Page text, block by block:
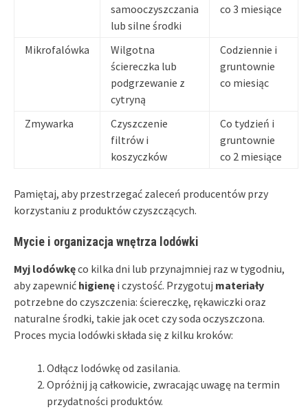
samooczyszczania
lub silne środki
co 3 miesiące
Mikrofalówka
Wilgotna
ściereczka lub
podgrzewanie z
cytryną
Codziennie i
gruntownie
co miesiąc
Zmywarka
Czyszczenie
filtrów i
koszyczków
Co tydzień i
gruntownie
co 2 miesiące
Pamiętaj, aby przestrzegać zaleceń producentów przy
korzystaniu z produktów czyszczących.
Mycie i organizacja wnętrza lodówki
Myj lodówkęco kilka dni lub przynajmniej raz w tygodniu,
aby zapewnić higienę i czystość. Przygotuj materiały
potrzebne do czyszczenia: ściereczkę, rękawiczki oraz
naturalne środki, takie jak ocet czy soda oczyszczona.
Proces mycia lodówki składa się z kilku kroków:
Odłącz lodówkę od zasilania.
Opróżnij ją całkowicie, zwracając uwagę na termin
przydatności produktów.